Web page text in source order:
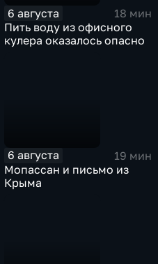
6 августа
18 мин
Пить воду из офисного
кулера оказалось опасно
6 августа
19 мин
Мопассан и письмо из
Крыма